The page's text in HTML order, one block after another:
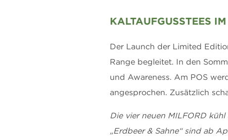
KALTAUFGUSSTEES
Der Launch der Limited
Range begleitet. In den
und Awareness. Am POS
angesprochen. Zusätzlich
Die vier neuen MILFORD kühl
„Erdbeer & Sahne“ sind ab